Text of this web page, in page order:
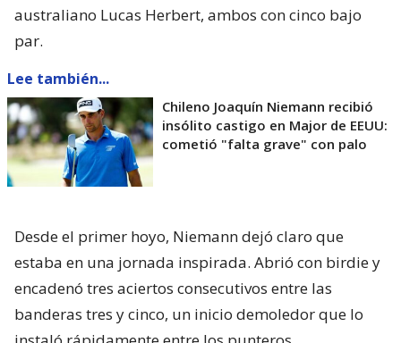
australiano Lucas Herbert, ambos con cinco bajo
par.
Lee también...
Chileno Joaquín Niemann recibió
insólito castigo en Major de EEUU:
cometió "falta grave" con palo
Desde el primer hoyo, Niemann dejó claro que
estaba en una jornada inspirada. Abrió con birdie y
encadenó tres aciertos consecutivos entre las
banderas tres y cinco, un inicio demoledor que lo